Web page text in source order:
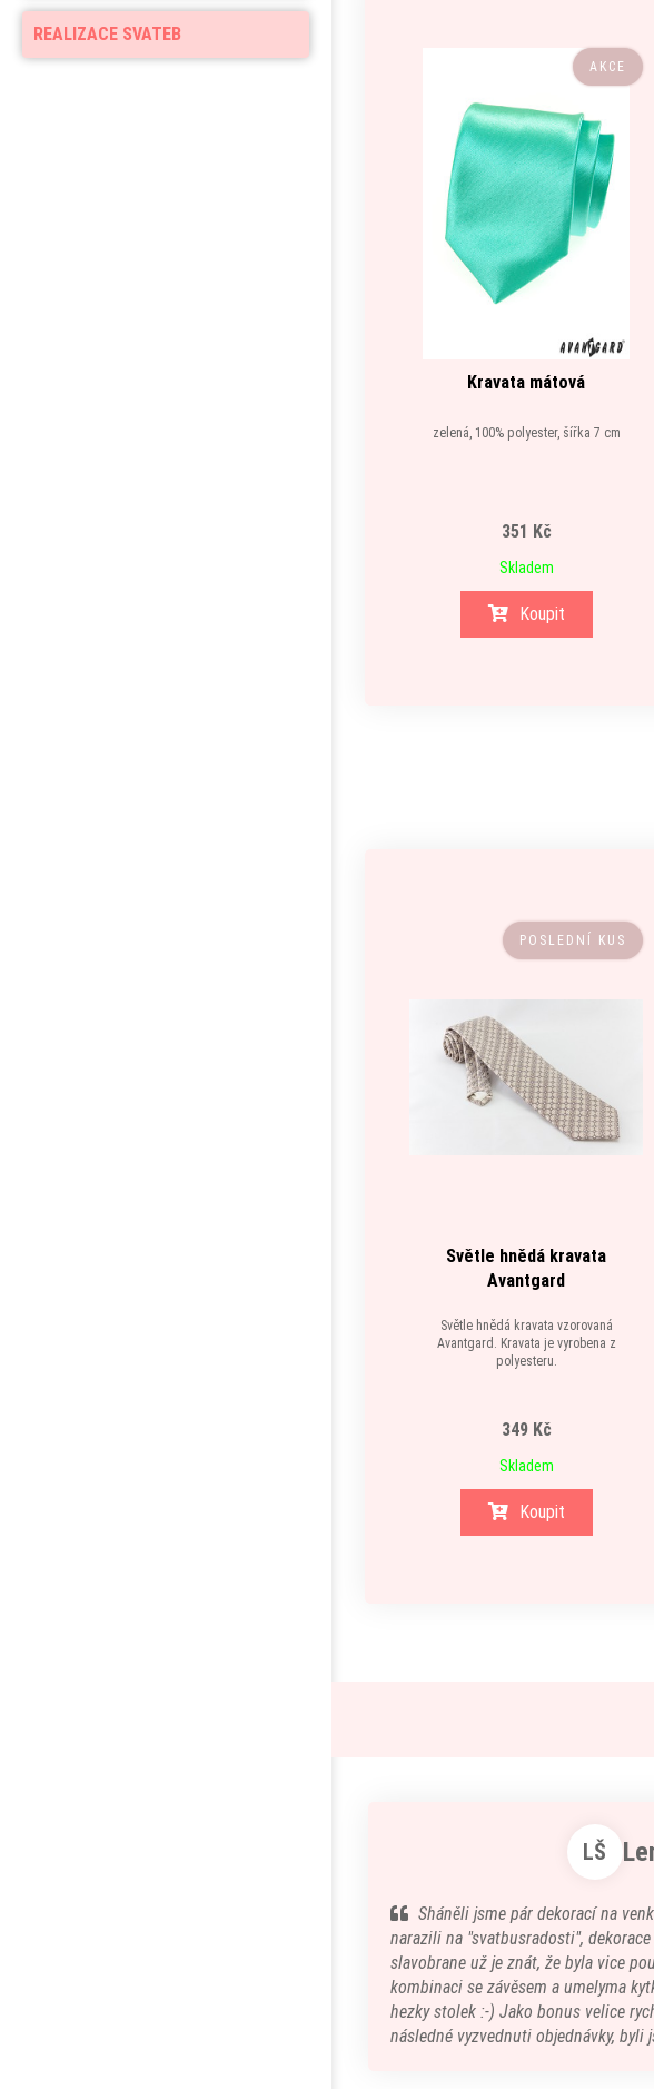
REALIZACE SVATEB
AKCE
Kravata mátová
zelená, 100% polyester, šířka 7 cm
351 Kč
Skladem
Koupit
POSLEDNÍ KUS
Světle hnědá kravata
Avantgard
Světle hnědá kravata vzorovaná
Avantgard. Kravata je vyrobena z
polyesteru.
349 Kč
Skladem
Koupit
LŠ
Sháněli jsme pár dekorací na
narazili na "svatbusradosti",
slavobrane už je znát, že byla vice
kombinaci se závěsem a umelyma
hezky stolek :-) Jako bonus velice
následné vyzvednuti objednávky, byli